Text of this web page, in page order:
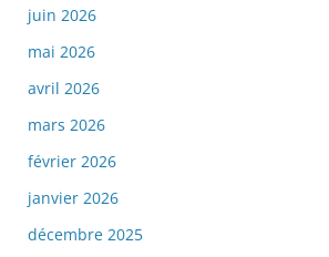
juin 2026
mai 2026
avril 2026
mars 2026
février 2026
janvier 2026
décembre 2025